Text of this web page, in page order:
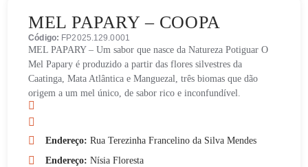
MEL PAPARY – COOPA
Código: FP2025.129.0001
MEL PAPARY – Um sabor que nasce da Natureza Potiguar O
Mel Papary é produzido a partir das flores silvestres da
Caatinga, Mata Atlântica e Manguezal, três biomas que dão
origem a um mel único, de sabor rico e inconfundível.
Endereço:Rua Terezinha Francelino da Silva Mendes
Endereço:Nísia Floresta